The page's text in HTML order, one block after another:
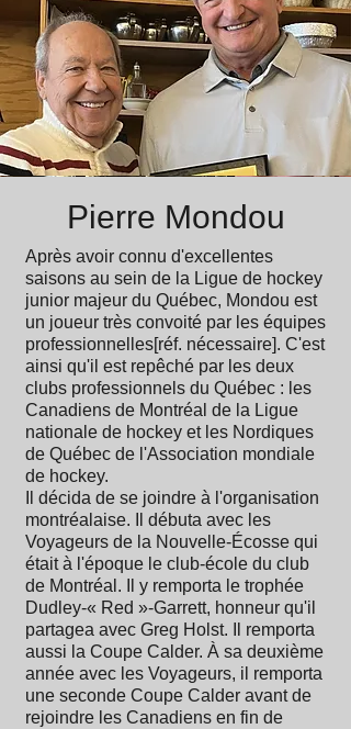
Pierre Mondou
Après avoir connu d'excellentes
saisons au sein de la Ligue de hockey
junior majeur du Québec, Mondou est
un joueur très convoité par les équipes
professionnelles[réf. nécessaire]. C'est
ainsi qu'il est repêché par les deux
clubs professionnels du Québec : les
Canadiens de Montréal de la Ligue
nationale de hockey et les Nordiques
de Québec de l'Association mondiale
de hockey.
Il décida de se joindre à l'organisation
montréalaise. Il débuta avec les
Voyageurs de la Nouvelle-Écosse qui
était à l'époque le club-école du club
de Montréal. Il y remporta le trophée
Dudley-« Red »-Garrett, honneur qu'il
partagea avec Greg Holst. Il remporta
aussi la Coupe Calder. À sa deuxième
année avec les Voyageurs, il remporta
une seconde Coupe Calder avant de
rejoindre les Canadiens en fin de